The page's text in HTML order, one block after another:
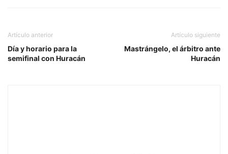
Artículo anterior
Día y horario para la
semifinal con Huracán
Artículo siguiente
Mastrángelo, el árbitro ante
Huracán